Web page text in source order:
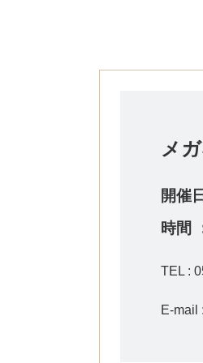
メ
開催
時間
TEL :
E-mail :